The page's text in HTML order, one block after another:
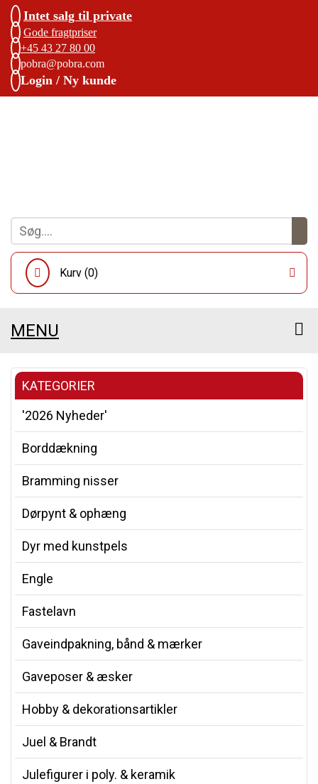
Intet salg til private
Gode fragtpriser
+45 43 27 80 00
pobra@pobra.com
Login / Ny kunde
Kurv (0)
MENU
KATEGORIER
'2026 Nyheder'
Borddækning
Bramming nisser
Dørpynt & ophæng
Dyr med kunstpels
Engle
Fastelavn
Gaveindpakning, bånd & mærker
Gaveposer & æsker
Hobby & dekorationsartikler
Juel & Brandt
Julefigurer i poly. & keramik